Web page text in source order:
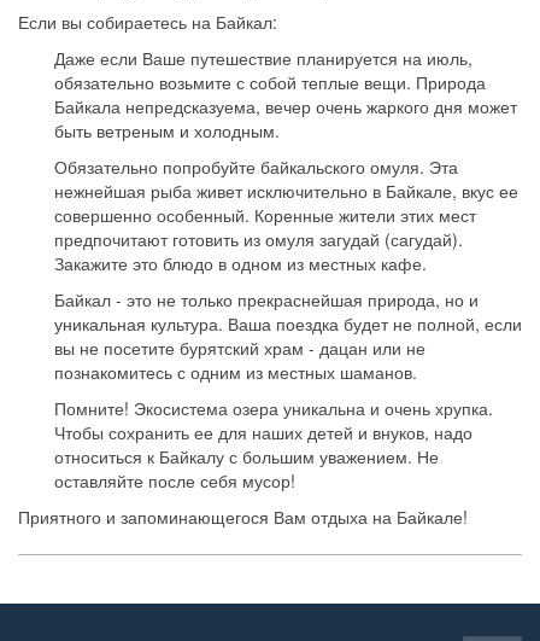
Если вы собираетесь на Байкал:
Даже если Ваше путешествие планируется на июль,
обязательно возьмите с собой теплые вещи. Природа
Байкала непредсказуема, вечер очень жаркого дня может
быть ветреным и холодным.
Обязательно попробуйте байкальского омуля. Эта
нежнейшая рыба живет исключительно в Байкале, вкус ее
совершенно особенный. Коренные жители этих мест
предпочитают готовить из омуля загудай (сагудай).
Закажите это блюдо в одном из местных кафе.
Байкал - это не только прекраснейшая природа, но и
уникальная культура. Ваша поездка будет не полной, если
вы не посетите бурятский храм - дацан или не
познакомитесь с одним из местных шаманов.
Помните! Экосистема озера уникальна и очень хрупка.
Чтобы сохранить ее для наших детей и внуков, надо
относиться к Байкалу с большим уважением. Не
оставляйте после себя мусор!
Приятного и запоминающегося Вам отдыха на Байкале!